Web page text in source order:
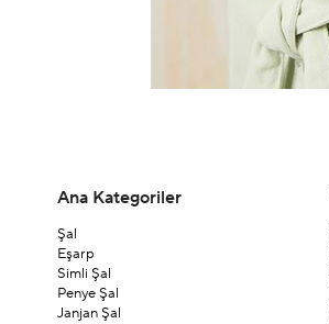
Ana Kategoriler
Şal
Eşarp
Simli Şal
Penye Şal
Janjan Şal